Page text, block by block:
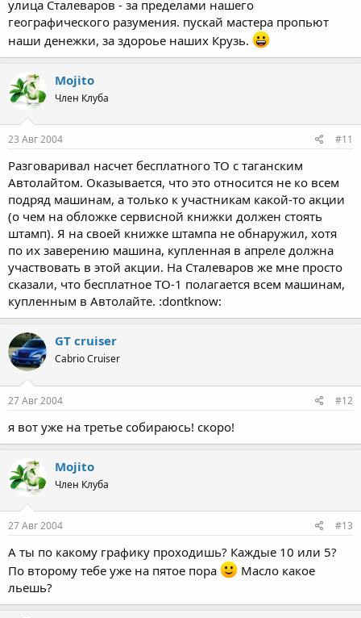
улица Сталеваров - за пределами нашего
географического разумения. пускай мастера пропьют
наши денежки, за здороье наших Крузь.
Mojito
Член Клуба
23 Авг 2004 #11
Разговаривал насчет бесплатного ТО с таганским
Автолайтом. Оказывается, что это относится не ко всем
подряд машинам, а только к участникам какой-то акции
(о чем на обложке сервисной книжки должен стоять
штамп). Я на своей книжке штампа не обнаружил, хотя
по их заверению машина, купленная в апреле должна
участвовать в этой акции. На Сталеваров же мне просто
сказали, что бесплатное ТО-1 полагается всем машинам,
купленным в Автолайте. :dontknow:
GT cruiser
Cabrio Cruiser
27 Авг 2004 #12
я вот уже на третье собираюсь! скоро!
Mojito
Член Клуба
27 Авг 2004 #13
А ты по какому графику проходишь? Каждые 10 или 5?
По второму тебе уже на пятое пора
Масло какое
льешь?